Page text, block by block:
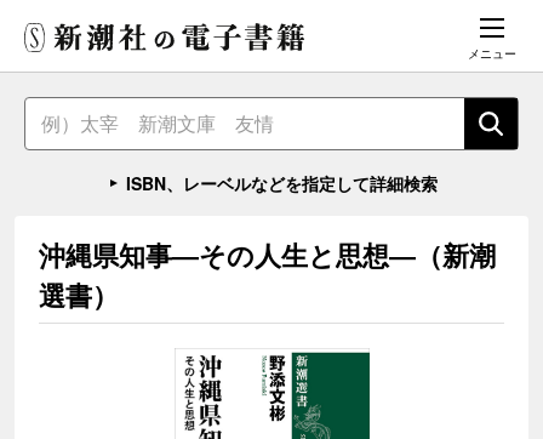
メニュー
ISBN、レーベルなどを指定して詳細検索
沖縄県知事―その人生と思想―（新潮
選書）